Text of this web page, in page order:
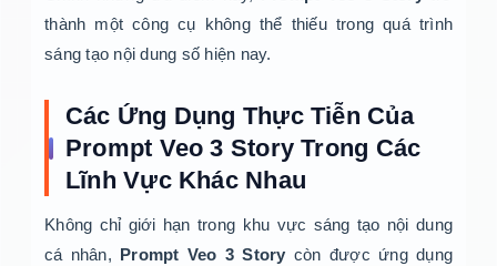
thành một công cụ không thể thiếu trong quá trình
sáng tạo nội dung số hiện nay.
Các Ứng Dụng Thực Tiễn Của
Prompt Veo 3 Story Trong Các
Lĩnh Vực Khác Nhau
Không chỉ giới hạn trong khu vực sáng tạo nội dung
cá nhân, Prompt Veo 3 Story còn được ứng dụng